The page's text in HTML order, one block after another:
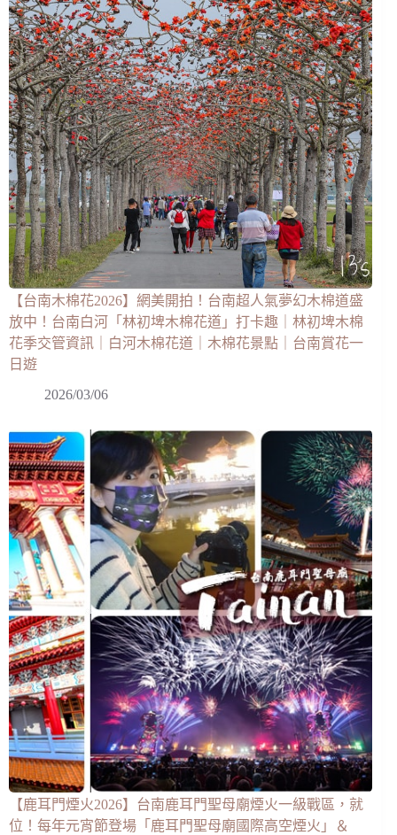
【台南木棉花2026】網美開拍！台南超人氣夢幻木棉道盛
放中！台南白河「林初埤木棉花道」打卡趣｜林初埤木棉
花季交管資訊｜白河木棉花道｜木棉花景點｜台南賞花一
日遊
2026/03/06
【鹿耳門煙火2026】台南鹿耳門聖母廟煙火一級戰區，就
位！每年元宵節登場「鹿耳門聖母廟國際高空煙火」＆